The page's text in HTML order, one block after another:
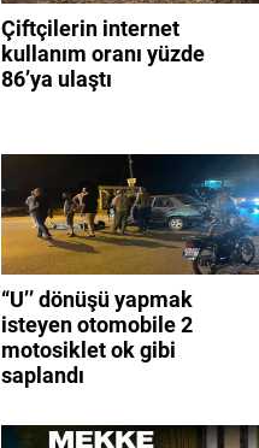
Çiftçilerin internet
kullanım oranı yüzde
86’ya ulaştı
“U’’ dönüşü yapmak
isteyen otomobile 2
motosiklet ok gibi
saplandı